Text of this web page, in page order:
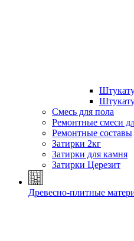
Смесь для пола
Ремонтные смеси
Ремонтные составы
Затирки 2кг
Затирки для камня
Затирки Церезит
Древесно-плитные